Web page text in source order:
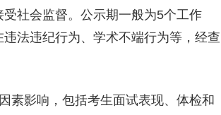
社会监督。公示期一般为5个工作
法违纪行为、学术不端行为等，经查
素影响，包括考生面试表现、体检和